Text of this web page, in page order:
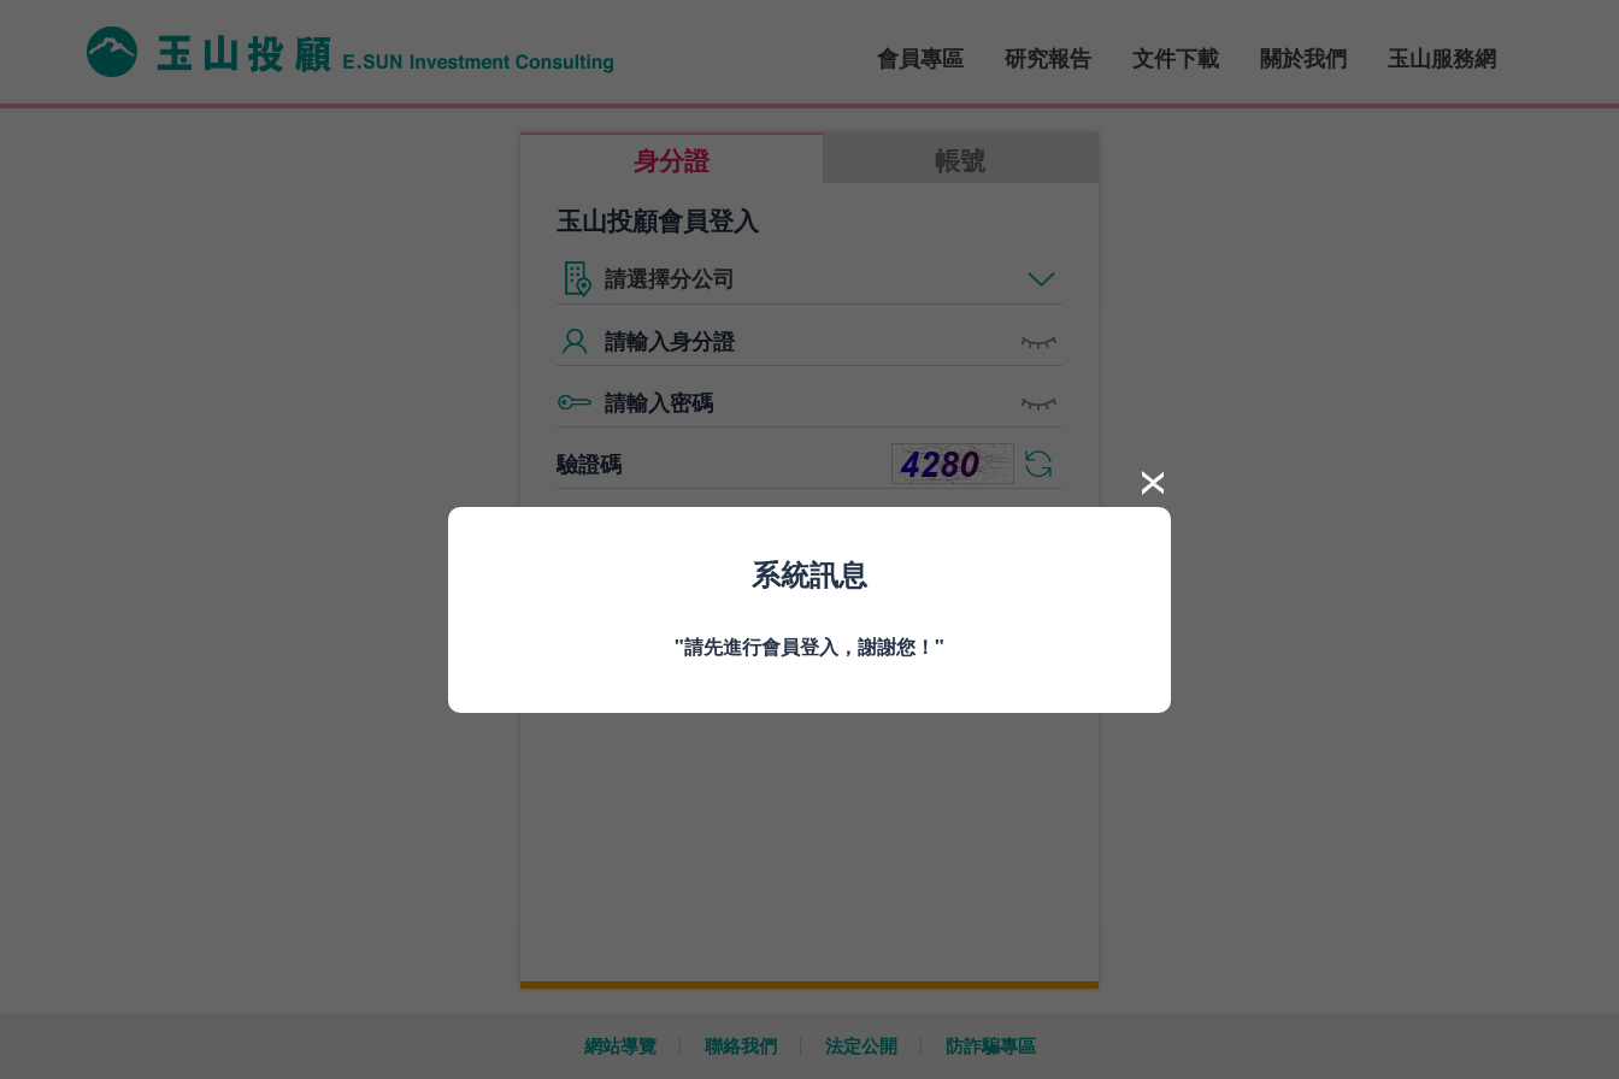
系統訊息
"請先進行會員登入，謝謝您！"
會員專區 研究報告 文件下載 關於我們 玉山服務網
身分證
帳號
玉山投顧會員登入
登入
玉山證券顧客立即簽署加入會員
網站導覽 聯絡我們 法定公開
防詐騙專區